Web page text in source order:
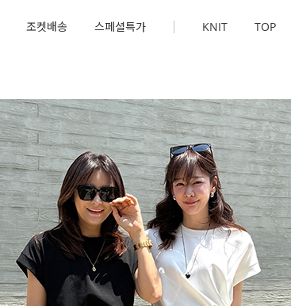
조켓배송 스페셜특가 KNIT TOP